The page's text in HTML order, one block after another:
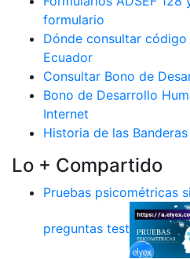
formulario
Dónde consultar
Ecuador
Consultar Bono de
Bono de Desarrollo
Internet
Historia de las
Lo + Compartido
Pruebas psicométricas
preguntas test